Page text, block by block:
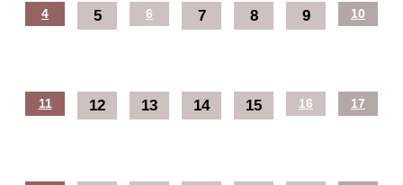
4 5 6 7 8 9 10
11 12 13 14 15 16 17